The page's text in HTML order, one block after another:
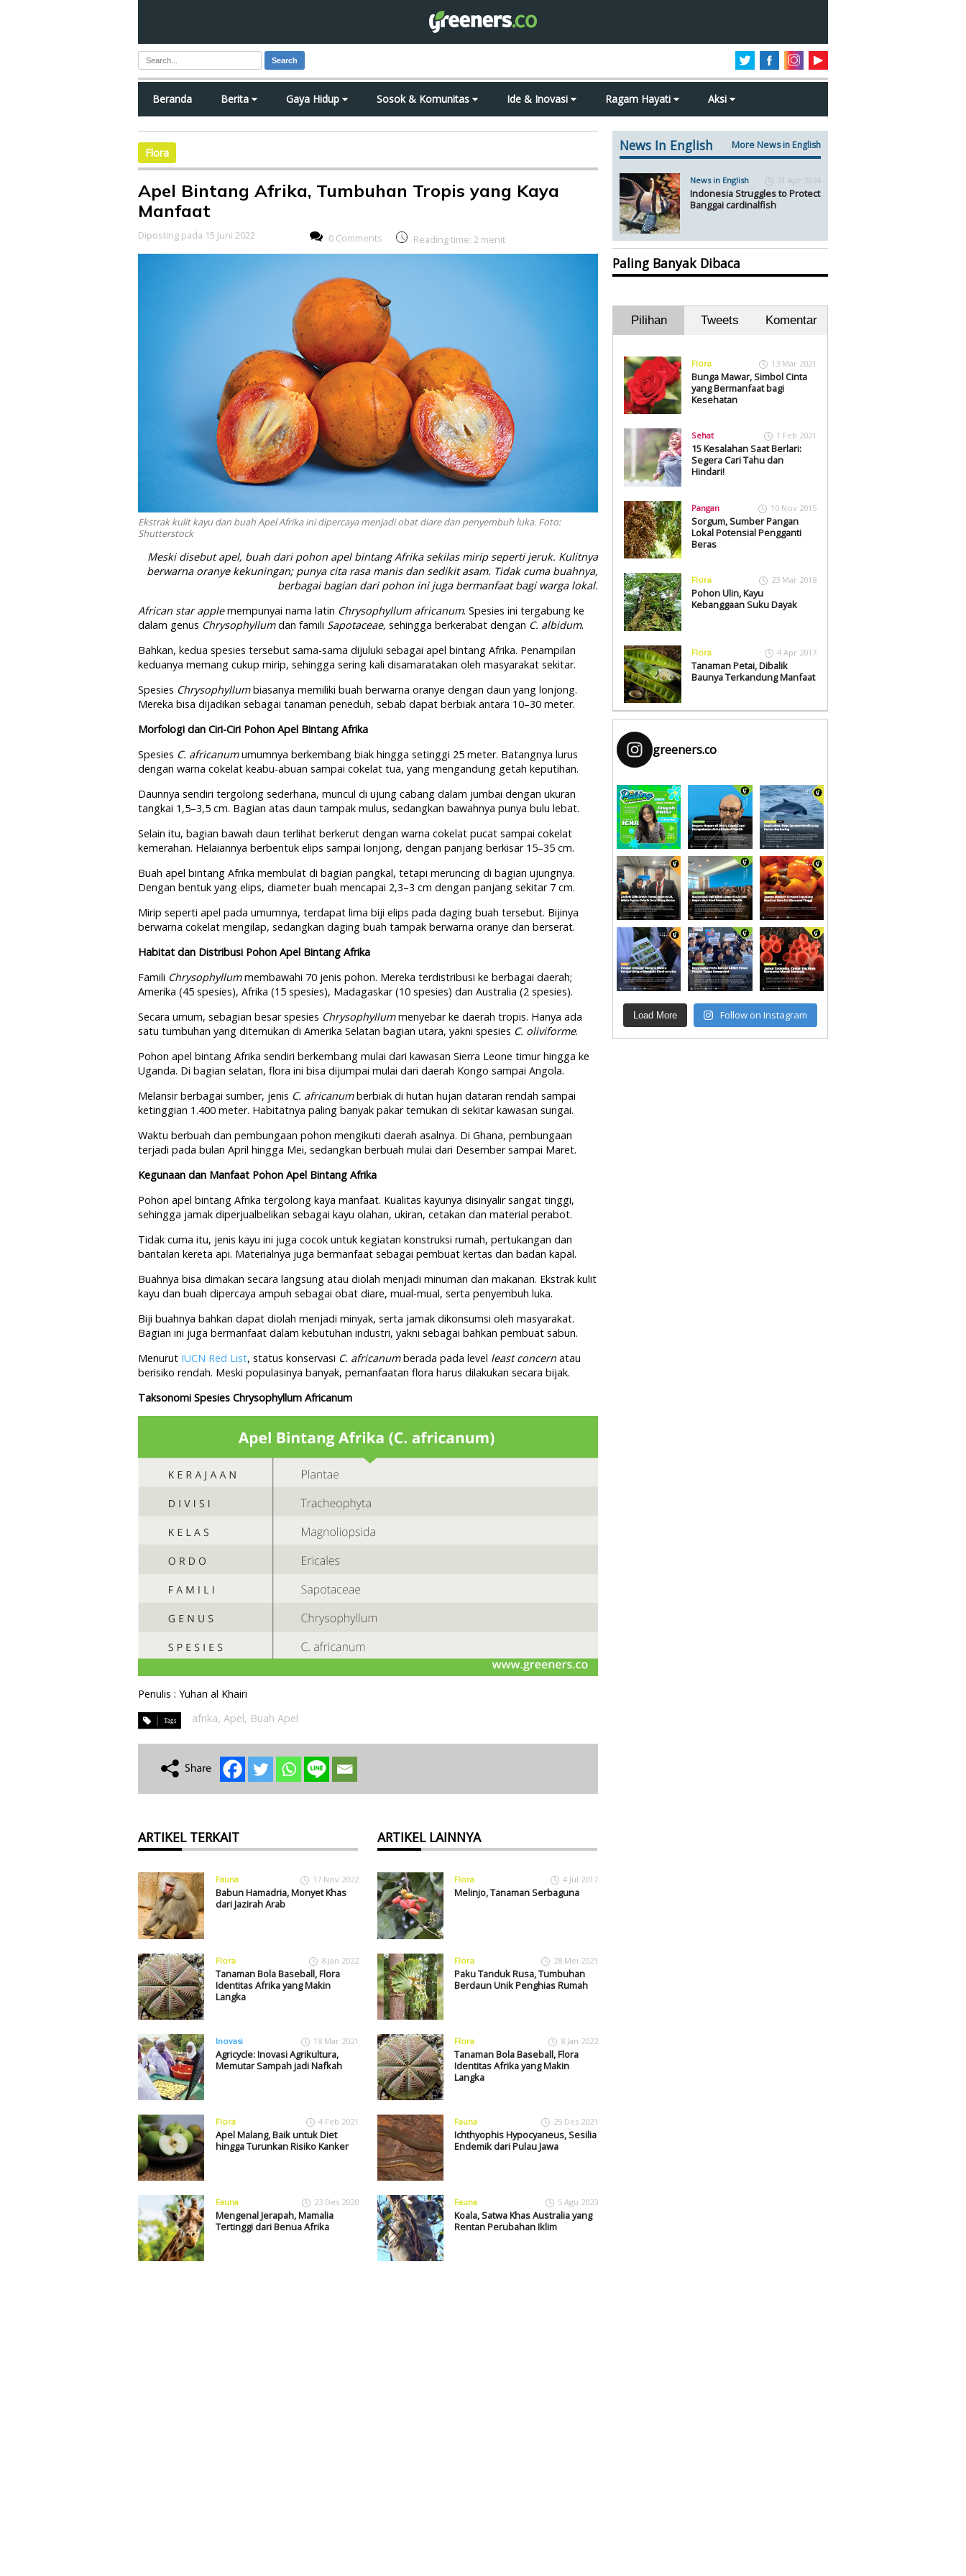
Search
Beranda Berita Gaya Hidup Sosok & Komunitas Ide & Inovasi Ragam Hayati Aksi
Flora
Apel Bintang Afrika, Tumbuhan Tropis yang Kaya
Manfaat
Diposting pada 15 Juni 2022 0 Comments Reading time: 2 menit
Ekstrak kulit kayu dan buah Apel Afrika ini dipercaya menjadi obat diare dan penyembuh luka. Foto:
Shutterstock
Meski disebut apel, buah dari pohon apel bintang Afrika sekilas mirip seperti jeruk. Kulitnya
berwarna oranye kekuningan; punya cita rasa manis dan sedikit asam. Tidak cuma buahnya,
berbagai bagian dari pohon ini juga bermanfaat bagi warga lokal.
African star applemempunyai nama latin Chrysophyllum africanum. Spesies ini tergabung ke
dalam genus Chrysophyllumdan famili Sapotaceae, sehingga berkerabat dengan C. albidum.
Bahkan, kedua spesies tersebut sama-sama dijuluki sebagai apel bintang Afrika. Penampilan
keduanya memang cukup mirip, sehingga sering kali disamaratakan oleh masyarakat sekitar.
Spesies Chrysophyllumbiasanya memiliki buah berwarna oranye dengan daun yang lonjong.
Mereka bisa dijadikan sebagai tanaman peneduh, sebab dapat berbiak antara 10–30 meter.
Morfologi dan Ciri-Ciri Pohon Apel Bintang Afrika
Spesies C. africanumumumnya berkembang biak hingga setinggi 25 meter. Batangnya lurus
dengan warna cokelat keabu-abuan sampai cokelat tua, yang mengandung getah keputihan.
Daunnya sendiri tergolong sederhana, muncul di ujung cabang dalam jumbai dengan ukuran
tangkai 1,5–3,5 cm. Bagian atas daun tampak mulus, sedangkan bawahnya punya bulu lebat.
Selain itu, bagian bawah daun terlihat berkerut dengan warna cokelat pucat sampai cokelat
kemerahan. Helaiannya berbentuk elips sampai lonjong, dengan panjang berkisar 15–35 cm.
Buah apel bintang Afrika membulat di bagian pangkal, tetapi meruncing di bagian ujungnya.
Dengan bentuk yang elips, diameter buah mencapai 2,3–3 cm dengan panjang sekitar 7 cm.
Mirip seperti apel pada umumnya, terdapat lima biji elips pada daging buah tersebut. Bijinya
berwarna cokelat mengilap, sedangkan daging buah tampak berwarna oranye dan berserat.
Habitat dan Distribusi Pohon Apel Bintang Afrika
Famili Chrysophyllummembawahi 70 jenis pohon. Mereka terdistribusi ke berbagai daerah;
Amerika (45 spesies), Afrika (15 spesies), Madagaskar (10 spesies) dan Australia (2 spesies).
Secara umum, sebagian besar spesies Chrysophyllummenyebar ke daerah tropis. Hanya ada
satu tumbuhan yang ditemukan di Amerika Selatan bagian utara, yakni spesies C. oliviforme.
Pohon apel bintang Afrika sendiri berkembang mulai dari kawasan Sierra Leone timur hingga ke
Uganda. Di bagian selatan, flora ini bisa dijumpai mulai dari daerah Kongo sampai Angola.
Melansir berbagai sumber, jenis C. africanumberbiak di hutan hujan dataran rendah sampai
ketinggian 1.400 meter. Habitatnya paling banyak pakar temukan di sekitar kawasan sungai.
Waktu berbuah dan pembungaan pohon mengikuti daerah asalnya. Di Ghana, pembungaan
terjadi pada bulan April hingga Mei, sedangkan berbuah mulai dari Desember sampai Maret.
Kegunaan dan Manfaat Pohon Apel Bintang Afrika
Pohon apel bintang Afrika tergolong kaya manfaat. Kualitas kayunya disinyalir sangat tinggi,
sehingga jamak diperjualbelikan sebagai kayu olahan, ukiran, cetakan dan material perabot.
Tidak cuma itu, jenis kayu ini juga cocok untuk kegiatan konstruksi rumah, pertukangan dan
bantalan kereta api. Materialnya juga bermanfaat sebagai pembuat kertas dan badan kapal.
Buahnya bisa dimakan secara langsung atau diolah menjadi minuman dan makanan. Ekstrak kulit
kayu dan buah dipercaya ampuh sebagai obat diare, mual-mual, serta penyembuh luka.
Biji buahnya bahkan dapat diolah menjadi minyak, serta jamak dikonsumsi oleh masyarakat.
Bagian ini juga bermanfaat dalam kebutuhan industri, yakni sebagai bahkan pembuat sabun.
Menurut IUCN Red List, status konservasi C. africanumberada pada level least concern atau
berisiko rendah. Meski populasinya banyak, pemanfaatan flora harus dilakukan secara bijak.
Taksonomi Spesies Chrysophyllum Africanum
Penulis : Yuhan al Khairi
afrika, Apel, Buah Apel
ARTIKEL TERKAIT
Fauna 17 Nov 2022
Babun Hamadria, Monyet Khas
dari Jazirah Arab
Flora 8 Jan 2022
Tanaman Bola Baseball, Flora
Identitas Afrika yang Makin
Langka
Inovasi 18 Mar 2021
Agricycle: Inovasi Agrikultura,
Memutar Sampah jadi Nafkah
Flora 4 Feb 2021
Apel Malang, Baik untuk Diet
hingga Turunkan Risiko Kanker
Fauna 23 Des 2020
Mengenal Jerapah, Mamalia
Tertinggi dari Benua Afrika
ARTIKEL LAINNYA
Flora 4 Jul 2017
Melinjo, Tanaman Serbaguna
Flora 28 Mei 2021
Paku Tanduk Rusa, Tumbuhan
Berdaun Unik Penghias Rumah
Flora 8 Jan 2022
Tanaman Bola Baseball, Flora
Identitas Afrika yang Makin
Langka
Fauna 25 Des 2021
Ichthyophis Hypocyaneus, Sesilia
Endemik dari Pulau Jawa
Fauna 5 Agu 2023
Koala, Satwa Khas Australia yang
Rentan Perubahan Iklim
News In English More News in English
News in English 21 Apr 2024
Indonesia Struggles to Protect
Banggai cardinalfish
Paling Banyak Dibaca
Pilihan Tweets Komentar
Flora 13 Mar 2021
Bunga Mawar, Simbol Cinta
yang Bermanfaat bagi
Kesehatan
Sehat 1 Feb 2021
15 Kesalahan Saat Berlari:
Segera Cari Tahu dan
Hindari!
Pangan 10 Nov 2015
Sorgum, Sumber Pangan
Lokal Potensial Pengganti
Beras
Flora 23 Mar 2018
Pohon Ulin, Kayu
Kebanggaan Suku Dayak
Flora 4 Apr 2017
Tanaman Petai, Dibalik
Baunya Terkandung Manfaat
greeners.co
Load More Follow on Instagram